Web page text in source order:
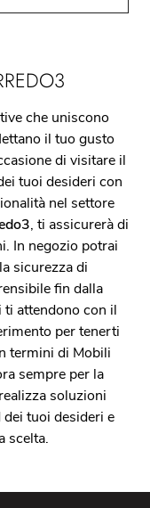
che uniscono
il tuo gusto
di visitare il
tuoi desideri con
nel settore
, ti assicurerà di
In negozio potrai
sicurezza di
fin dalla
attendono con il
per tenerti
termini di Mobili
sempre per la
soluzioni
tuoi desideri e
scelta.